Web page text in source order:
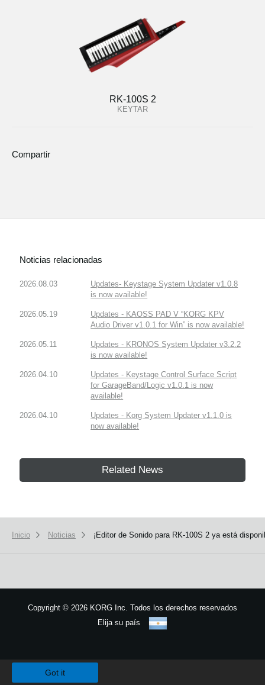
RK-100S 2
KEYTAR
Compartir
Noticias relacionadas
2026.08.03
Updates- Keystage System Updater v1.0.8
is now available!
2026.05.19
Updates - KAOSS PAD V “KORG KPV
Audio Driver v1.0.1 for Win” is now available!
2026.05.11
Updates - KRONOS System Updater v3.2.2
is now available!
2026.04.10
Updates - Keystage Control Surface Script
for GarageBand/Logic v1.0.1 is now
available!
2026.04.10
Updates - Korg System Updater v1.1.0 is
now available!
Related News
Inicio Noticias ¡Editor de Sonido para RK-100S 2 ya está
Copyright © 2026 KORG Inc. Todos los derechos reservados
Elija su país
Got it